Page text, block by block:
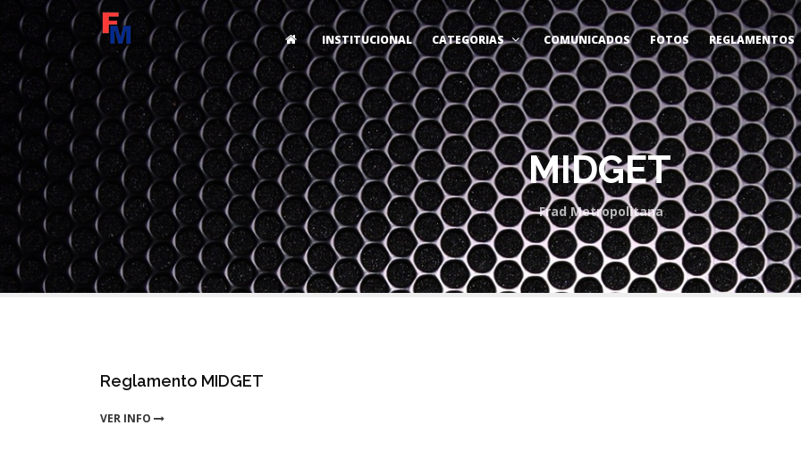
INSTITUCIONAL CATEGORIAS COMUNICADOS FOTOS REGLAMENTOS
MIDGET
Frad Metropolitana
Reglamento MIDGET
VER INFO